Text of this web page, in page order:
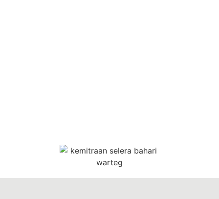
Kami menyajikan informasi komprehensif mengenai
Kemitraan Warteg Murah: